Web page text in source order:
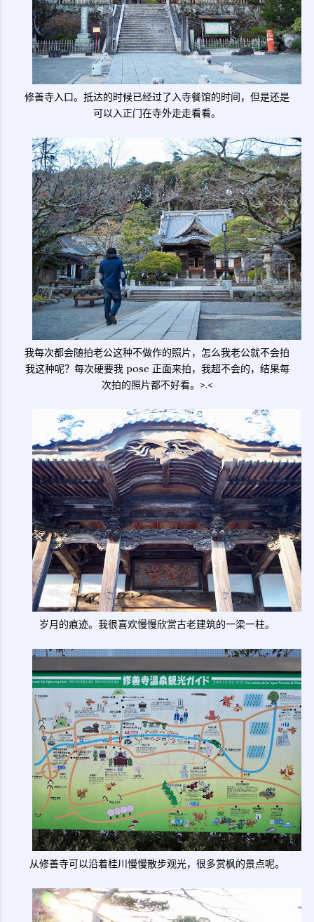
修善寺入口。抵达的时候已经过了入寺餐馆的时间，但是还是
可以入正门在寺外走走看看。
我每次都会随拍老公这种不做作的照片，怎么我老公就不会拍
我这种呢？每次硬要我 pose 正面来拍，我超不会的，结果每
次拍的照片都不好看。>.<
岁月的痕迹。我很喜欢慢慢欣赏古老建筑的一梁一柱。
从修善寺可以沿着桂川慢慢散步观光，很多赏枫的景点呢。